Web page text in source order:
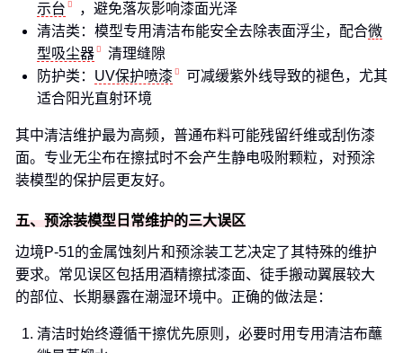
示台
，避免落灰影响漆面光泽
清洁类：模型专用清洁布能安全去除表面浮尘，配合微
型吸尘器
清理缝隙
防护类： UV保护喷漆
可减缓紫外线导致的褪色，尤其
适合阳光直射环境
其中清洁维护最为高频，普通布料可能残留纤维或刮伤漆
面。专业无尘布在擦拭时不会产生静电吸附颗粒，对预涂
装模型的保护层更友好。
五、预涂装模型日常维护的三大误区
边境P-51的金属蚀刻片和预涂装工艺决定了其特殊的维护
要求。常见误区包括用酒精擦拭漆面、徒手搬动翼展较大
的部位、长期暴露在潮湿环境中。正确的做法是：
清洁时始终遵循干擦优先原则，必要时用专用清洁布蘸